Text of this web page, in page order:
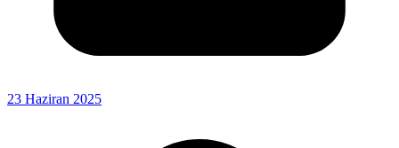
23 Haziran 2025